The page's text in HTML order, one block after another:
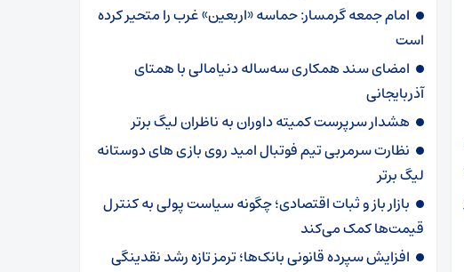
امام جمعه گرمسار: حماسه «اربعین» غرب را متحیر کرده
است
امضای سند همکاری سه‌ساله دنیامالی با همتای
آذربایجانی
هشدار سرپرست ‌کمیته داوران به ناظران لیگ برتر
نظارت سرمربی تیم‌ فوتبال امید روی بازی های دوستانه
لیگ برتر
بازار باز و ثبات اقتصادی؛ چگونه سیاست پولی به کنترل
قیمت‌ها کمک می‌کند
افزایش سپرده قانونی بانک‌ها؛ ترمز تازه رشد نقدینگی